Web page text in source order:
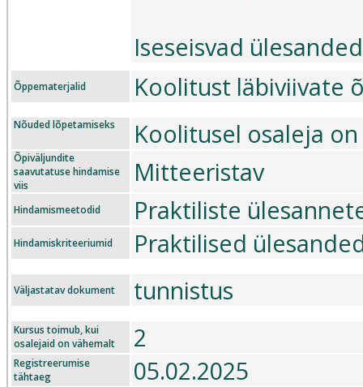
Iseseisvad
Õppematerjalid Koolitust läbiviivate
Nõuded lõpetamiseks Koolitusel osaleja
Õpiväljundite
saavutatuse hindamise
viis
Mitteeristav
Hindamismeetodid Praktiliste
Hindamiskriteeriumid Praktilised
Väljastatav dokument tunnistus
Kursus toimub, kui
osalejaid on vähemalt
2
Registreerumise
tähtaeg
05.02.2025